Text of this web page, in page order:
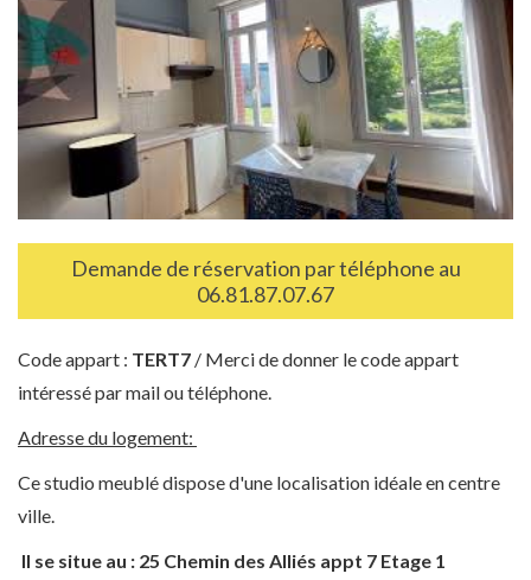
Demande de réservation par téléphone au
06.81.87.07.67
Code appart : TERT7 / Merci de donner le code appart
intéressé par mail ou téléphone.
Adresse du logement:
Ce studio meublé dispose d'une localisation idéale en centre
ville.
Il se situe au : 25 Chemin des Alliés appt 7 Etage 1